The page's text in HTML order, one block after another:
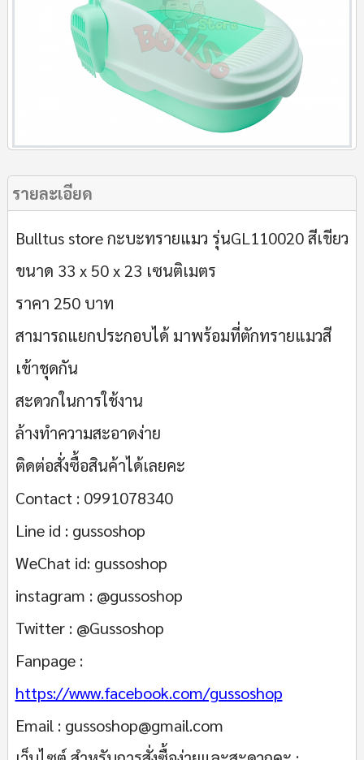
รายละเอียด
Bulltus store กะบะทรายแมว รุ่นGL110020 สีเขียว
ขนาด 33 x 50 x 23 เซนติเมตร
ราคา 250 บาท
สามารถแยกประกอบได้ มาพร้อมที่ตักทรายแมวสี
เข้าชุดกัน
สะดวกในการใช้งาน
ล้างทำความสะอาดง่าย
ติดต่อสั่งซื้อสินค้าได้เลยคะ
Contact : 0991078340
Line id : gussoshop
WeChat id: gussoshop
instagram : @gussoshop
Twitter : @Gussoshop
Fanpage :
https://www.facebook.com/gussoshop
Email : gussoshop@gmail.com